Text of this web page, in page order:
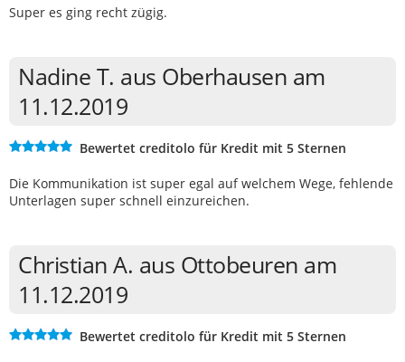
Super es ging recht zügig.
Nadine T. aus Oberhausen am
11.12.2019
Bewertet creditolo für Kredit mit 5 Sternen
Die Kommunikation ist super egal auf welchem Wege, fehlende
Unterlagen super schnell einzureichen.
Christian A. aus Ottobeuren am
11.12.2019
Bewertet creditolo für Kredit mit 5 Sternen